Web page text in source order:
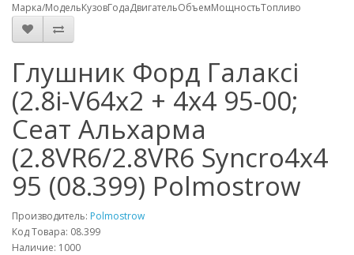
Марка/МодельКузовГодаДвигательОбъемМощностьТопливо
Глушник Форд Галаксі
(2.8i-V64x2 + 4x4 95-00;
Сеат Альхарма
(2.8VR6/2.8VR6 Syncro4x4
95 (08.399) Polmostrow
Производитель: Polmostrow
Код Товара: 08.399
Наличие: 1000